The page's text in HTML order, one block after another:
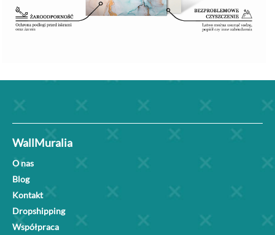
WallMuralia
O nas
Blog
Kontakt
Dropshipping
Współpraca